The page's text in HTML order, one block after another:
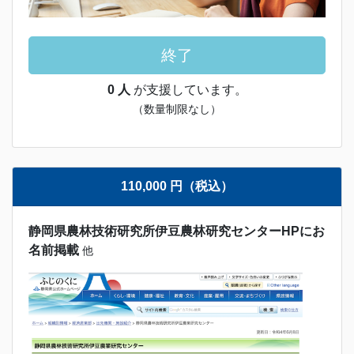
終了
0 人 が支援しています。
（数量制限なし）
110,000 円（税込）
静岡県農林技術研究所伊豆農林研究センターHPにお
名前掲載 他